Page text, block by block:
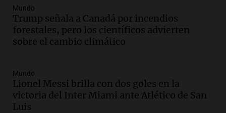
Federal Sancor Seguros y adelantó su
nuevo tema a Cadena 3 Rosario.
Viva la Radio Rosario
Episodios
nieve se extiende a 22 días
Panorama Federal
Episodios
Mundo
Trump señala a Canadá por incendios
forestales, pero los científicos advierten
sobre el cambio climático
Mundo
Lionel Messi brilla con dos goles en la
victoria del Inter Miami ante Atlético de San
Luis